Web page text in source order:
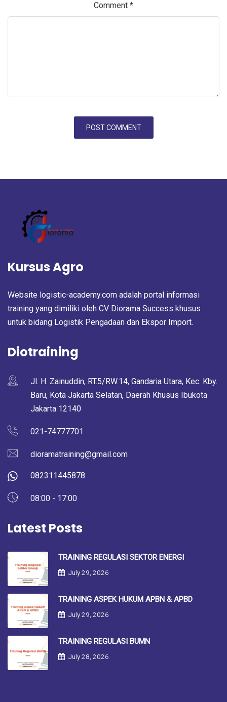
Comment *
Kursus Agro
Website logistic-academy.com adalah portal informasi
training yang dimiliki oleh CV Diorama Success khusus
untuk bidang Logistik Pengadaan dan Ekspor Import.
Diotraining
Jl. H. Zainuddin, RT.5/RW.14, Gandaria Utara, Kec. Kby.
Baru, Kota Jakarta Selatan, Daerah Khusus Ibukota
Jakarta 12140
021-74777701
dioramatraining@gmail.com
082311445878
08:00 - 17:00
Latest Posts
TRAINING REGULASI SEKTOR ENERGI
July 29, 2026
TRAINING ASPEK HUKUM APBN & APBD
July 29, 2026
TRAINING REGULASI BUMN
July 28, 2026